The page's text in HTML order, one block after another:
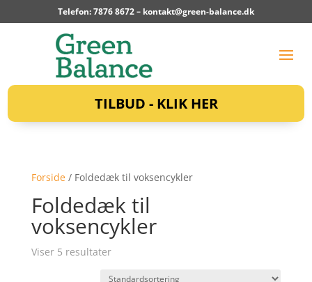
Telefon: 7876 8672 – kontakt@green-balance.dk
TILBUD - KLIK HER
Forside/ Foldedæk til voksencykler
Foldedæk til
voksencykler
Viser 5 resultater